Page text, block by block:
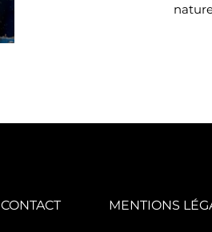
CONTACT MENTIONS